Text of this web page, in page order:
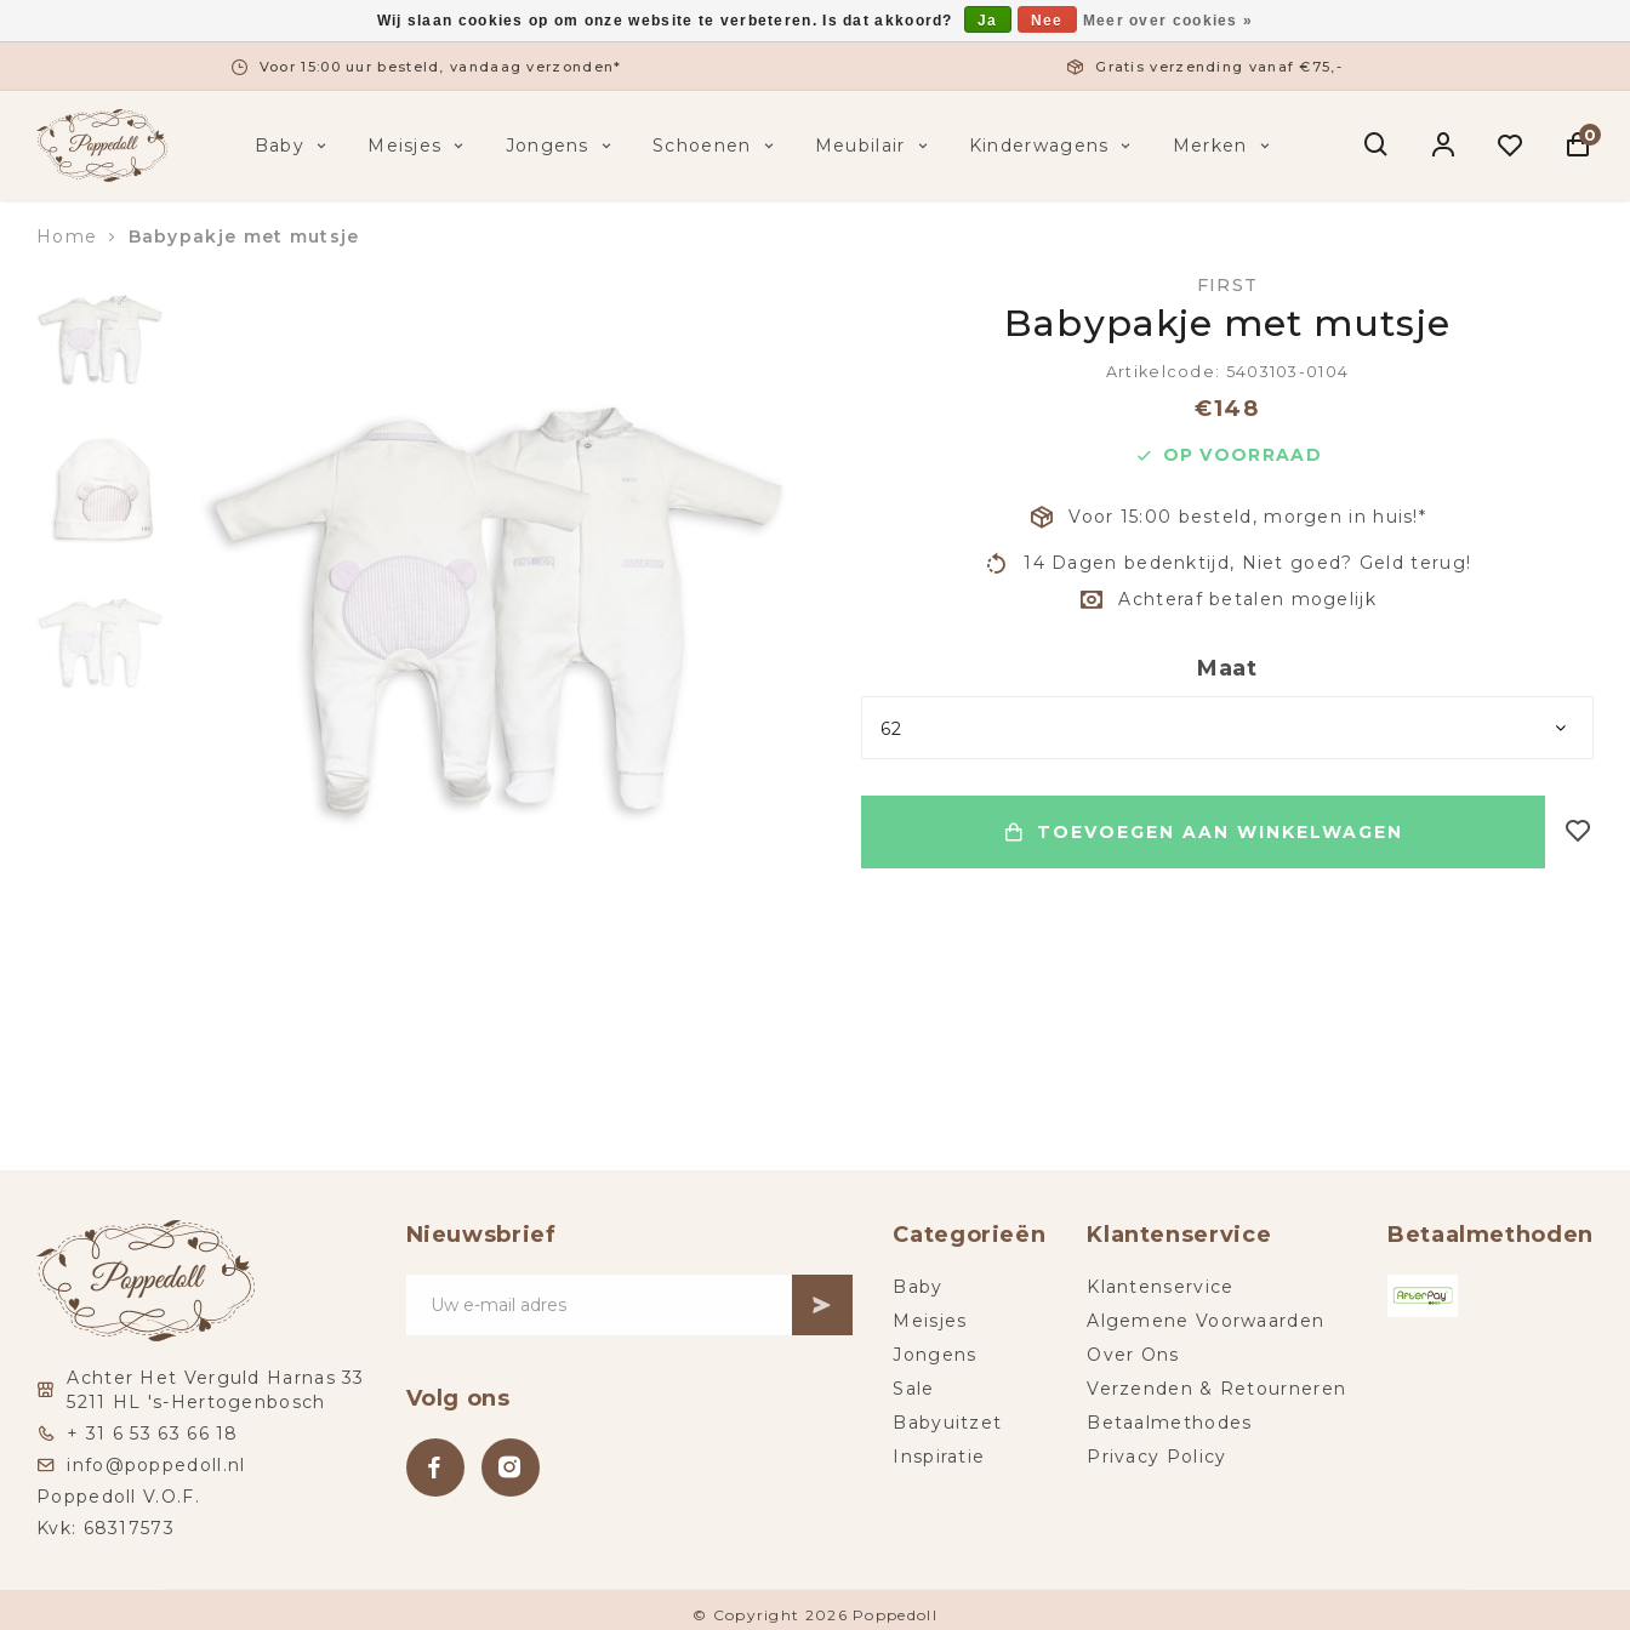
Voor 15:00 uur besteld, vandaag verzonden* Gratis verzending vanaf €75,-
Baby Meisjes Jongens Schoenen Meubilair Kinderwagens Merken 0
Home Babypakje met mutsje
FIRST
Babypakje met mutsje
Artikelcode: 5403103-0104
€148
OP VOORRAAD
Voor 15:00 besteld, morgen in huis!*
14 Dagen bedenktijd, Niet goed? Geld terug!
Achteraf betalen mogelijk
Maat
62
TOEVOEGEN AAN WINKELWAGEN
Achter Het Verguld Harnas 33
5211 HL 's-Hertogenbosch
+ 31 6 53 63 66 18
info@poppedoll.nl
Poppedoll V.O.F.
Kvk: 68317573
Nieuwsbrief
Volg ons
Categorieën
Baby
Meisjes
Jongens
Sale
Babyuitzet
Inspiratie
Klantenservice
Klantenservice
Algemene Voorwaarden
Over Ons
Verzenden & Retourneren
Betaalmethodes
Privacy Policy
Betaalmethoden
© Copyright 2026 Poppedoll
Wij slaan cookies op om onze website te verbeteren. Is dat akkoord? Ja Nee Meer over cookies »